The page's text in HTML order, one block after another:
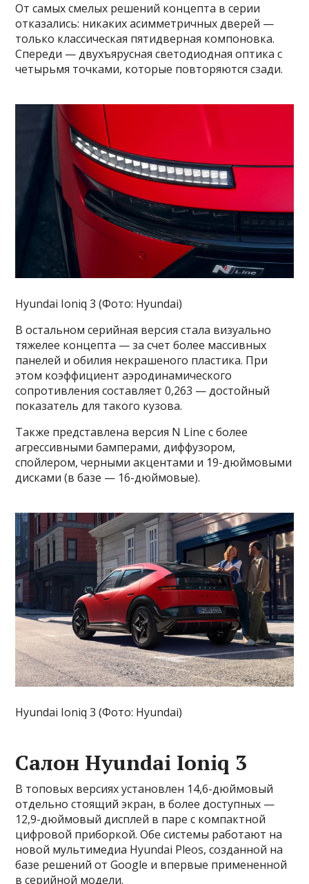
От самых смелых решений концепта в серии
отказались: никаких асимметричных дверей —
только классическая пятидверная компоновка.
Спереди — двухъярусная светодиодная оптика с
четырьмя точками, которые повторяются сзади.
Hyundai Ioniq 3 (Фото: Hyundai)
В остальном серийная версия стала визуально
тяжелее концепта — за счет более массивных
панелей и обилия некрашеного пластика. При
этом коэффициент аэродинамического
сопротивления составляет 0,263 — достойный
показатель для такого кузова.
Также представлена версия N Line с более
агрессивными бамперами, диффузором,
спойлером, черными акцентами и 19-дюймовыми
дисками (в базе — 16-дюймовые).
Hyundai Ioniq 3 (Фото: Hyundai)
Салон Hyundai Ioniq 3
В топовых версиях установлен 14,6-дюймовый
отдельно стоящий экран, в более доступных —
12,9-дюймовый дисплей в паре с компактной
цифровой приборкой. Обе системы работают на
новой мультимедиа Hyundai Pleos, созданной на
базе решений от Google и впервые примененной
в серийной модели.